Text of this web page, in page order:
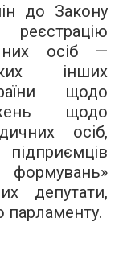
до Закону
осіб —
інших
щодо
щодо
осіб,
депутати,
парламенту.